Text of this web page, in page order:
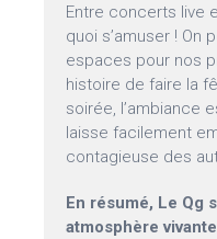
Entre concerts live
quoi s’amuser ! On
espaces pour nos
histoire de faire la
soirée, l’ambiance
laisse facilement
contagieuse des
En résumé, Le Qg
atmosphère